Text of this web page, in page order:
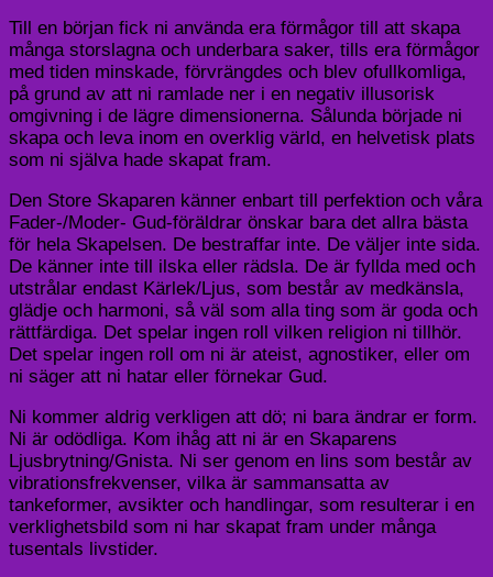
Till en början fick ni använda era förmågor till att skapa
många storslagna och underbara saker, tills era förmågor
med tiden minskade, förvrängdes och blev ofullkomliga,
på grund av att ni ramlade ner i en negativ illusorisk
omgivning i de lägre dimensionerna. Sålunda började ni
skapa och leva inom en overklig värld, en helvetisk plats
som ni själva hade skapat fram.
Den Store Skaparen känner enbart till perfektion och våra
Fader-/Moder- Gud-föräldrar önskar bara det allra bästa
för hela Skapelsen. De bestraffar inte. De väljer inte sida.
De känner inte till ilska eller rädsla. De är fyllda med och
utstrålar endast Kärlek/Ljus, som består av medkänsla,
glädje och harmoni, så väl som alla ting som är goda och
rättfärdiga. Det spelar ingen roll vilken religion ni tillhör.
Det spelar ingen roll om ni är ateist, agnostiker, eller om
ni säger att ni hatar eller förnekar Gud.
Ni kommer aldrig verkligen att dö; ni bara ändrar er form.
Ni är odödliga. Kom ihåg att ni är en Skaparens
Ljusbrytning/Gnista. Ni ser genom en lins som består av
vibrationsfrekvenser, vilka är sammansatta av
tankeformer, avsikter och handlingar, som resulterar i en
verklighetsbild som ni har skapat fram under många
tusentals livstider.